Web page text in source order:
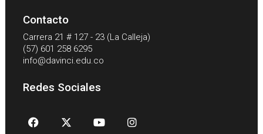
Contacto
Carrera 21 # 127 - 23 (La Calleja)
(57) 601 258 6295
info@davinci.edu.co
Redes Sociales